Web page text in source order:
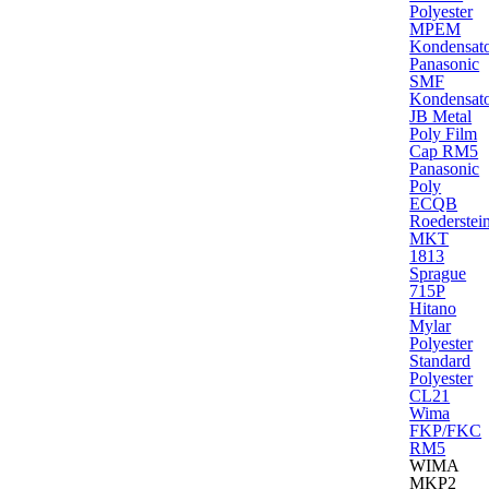
Polyester
MPEM
Panasonic
SMF
JB Metal
Poly Film
Cap RM5
Panasonic
Poly
ECQB
MKT
1813
Sprague
715P
Hitano
Mylar
Polyester
Standard
Polyester
CL21
Wima
FKP/FKC
RM5
WIMA
MKP2